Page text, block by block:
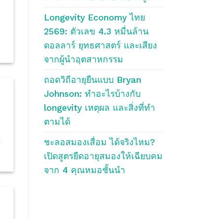
Longevity Economy ไทย
2569: ตัวเลข 4.3 หมื่นล้าน
ดอลลาร์ ยุทธศาสตร์ และเสียง
จากผู้นำอุตสาหกรรม
ถอดวิถีอายุยืนแบบ Bryan
Johnson: ทำอะไรบ้างกับ
longevity เหตุผล และสิ่งที่ทำ
ตามได้
ชะลอสมองเสื่อม ได้จริงไหม?
เปิดสูตรยืดอายุสมองให้เฉียบคม
จาก 4 คุณหมอชั้นนำ